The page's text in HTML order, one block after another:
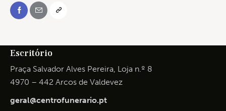
Escritório
Praça Salvador Alves Pereira, Loja n.º 8
4970 – 442 Arcos de Valdevez
geral@centrofunerario.pt